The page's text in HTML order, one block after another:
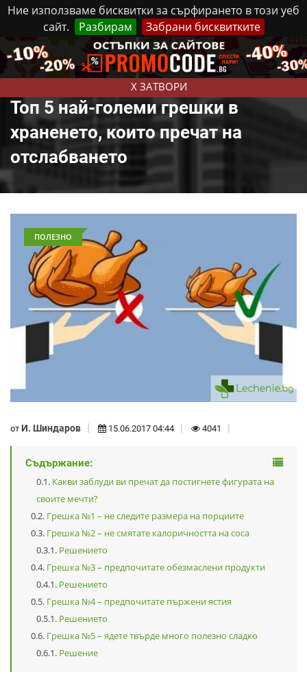
Ние използваме бисквитки за сърфирането в този уеб
сайт.
Разбирам Забрани бисквитките
X ЗАТВОРИ
Петък, 7 Август, 2026 Реклама Контакти
Топ 5 най-големи грешки в
храненето, които пречат на
отслабването
ПОЛЕЗНО
от И. Шиндаров 15.06.2017 04:44 4041
Съдържание:
Какви заблуди ви пречат да постигнете фигурата на
своите мечти?
Грешка №1 – не следите размера на порциите
Грешка №2 – не смятате калоричността на соса
Решението
Грешка №3 – предпочитате обезмаслени продукти
Решението
Грешка №4 – предпочитате пържени ястия
Решението
Грешка №5 – ядете твърде много полезно сладко
Решение